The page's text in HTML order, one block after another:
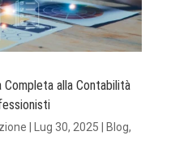
Completa alla Contabilità
Lug 30, 2025 Blog,